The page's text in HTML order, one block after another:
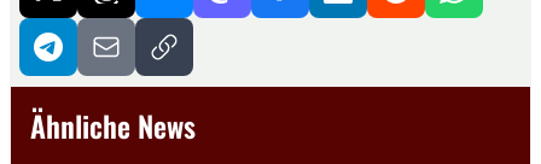
Ähnliche News